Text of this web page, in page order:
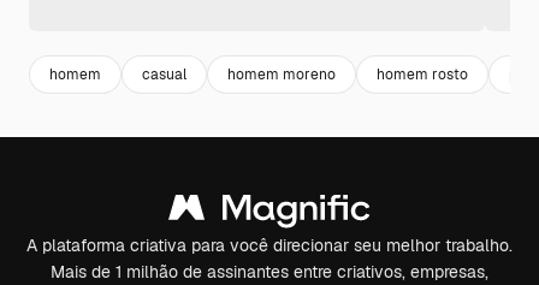
homem casual homem moreno homem rosto
A plataforma criativa para você direcionar seu melhor trabalho.
Mais de 1 milhão de assinantes entre criativos, empresas,